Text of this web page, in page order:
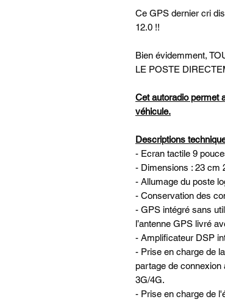
Ce GPS dernier cri
12.0 !!
Bien évidemment,
LE POSTE
Cet autoradio permet
véhicule.
Descriptions
- Ecran tactile 9
- Dimensions : 23 cm
- Allumage du poste
- Conservation des
- GPS intégré sans
l’antenne GPS livré
- Amplificateur DSP
- Prise en charge de
partage de connexion
3G/4G.
- Prise en charge de